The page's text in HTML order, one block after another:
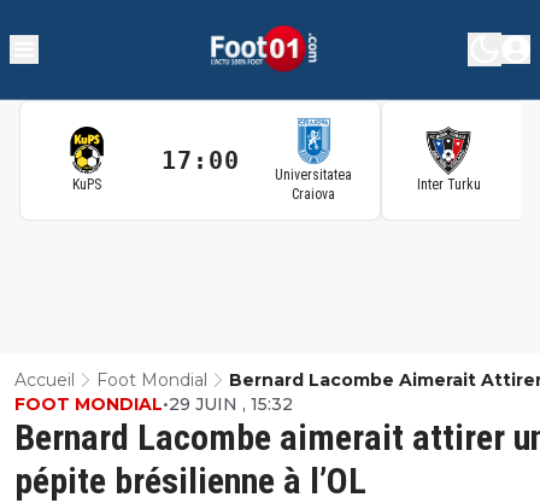
KuPS
17:00
Universitatea
Craiova
Inter Turku
Accueil Foot Mondial
Bernard Lacombe Aimerait
Pépite Brésilienne À L’OL
Bernard Lacombe aimerait attirer
pépite brésilienne à l’OL
FOOT MONDIAL•29 JUIN , 15:32